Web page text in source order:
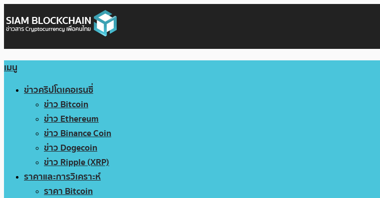
เมนู
ข่าวคริปโตเคอเรนซี่
ข่าว Bitcoin
ข่าว Ethereum
ข่าว Binance Coin
ข่าว Dogecoin
ข่าว Ripple (XRP)
ราคาและการวิเคราะห์
ราคา Bitcoin